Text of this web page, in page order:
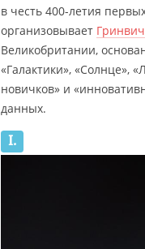
в честь 400-летия
организовывает
Великобритании,
«Галактики», «Солнце»,
новичков» и
данных.
I.